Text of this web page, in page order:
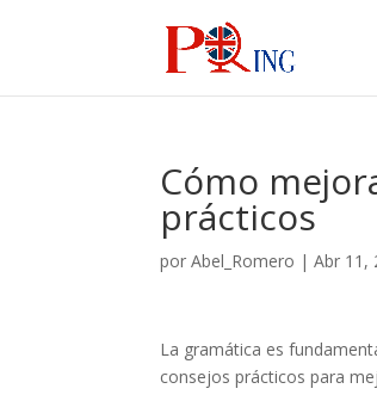
Cómo
prácticos
porAbel_Romero |Abr 11,
La gramática es
consejos prácticos para